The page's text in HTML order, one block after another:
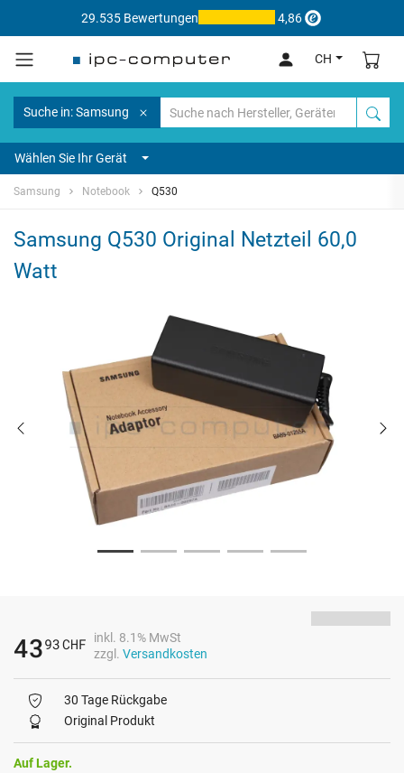
29.535 Bewertungen 4,86
CH
Suche in: Samsung
Wählen Sie Ihr Gerät
Samsung Notebook Q530
Samsung Q530 Original Netzteil 60,0
Watt
4393CHF
inkl. 8.1% MwSt
zzgl. Versandkosten
30 Tage Rückgabe
Original Produkt
Auf Lager.